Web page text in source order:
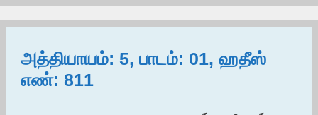
அத்தியாயம்: 5, பாடம்: 01, ஹதீஸ்
எண்: 811